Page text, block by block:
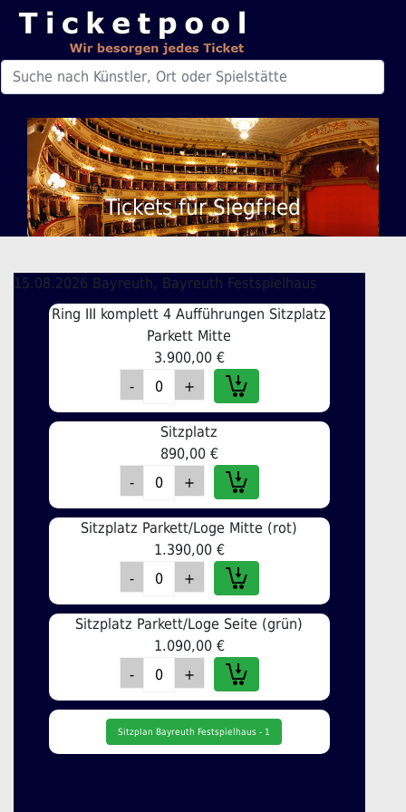
Tickets für Siegfried
15.08.2026 Bayreuth, Bayreuth Festspielhaus
Ring III komplett 4 Aufführungen Sitzplatz
Parkett Mitte
3.900,00 €
Sitzplatz
890,00 €
Sitzplatz Parkett/Loge Mitte (rot)
1.390,00 €
Sitzplatz Parkett/Loge Seite (grün)
1.090,00 €
Sitzplan Bayreuth Festspielhaus - 1